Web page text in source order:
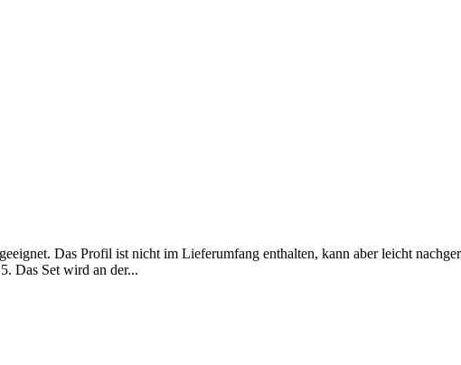
Das Profil ist nicht im Lieferumfang enthalten, kann aber leicht
Das Set wird an der...